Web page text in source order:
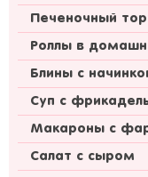
Печеночный
Роллы в
Блины с
Суп с
Макароны с
Салат с сыром